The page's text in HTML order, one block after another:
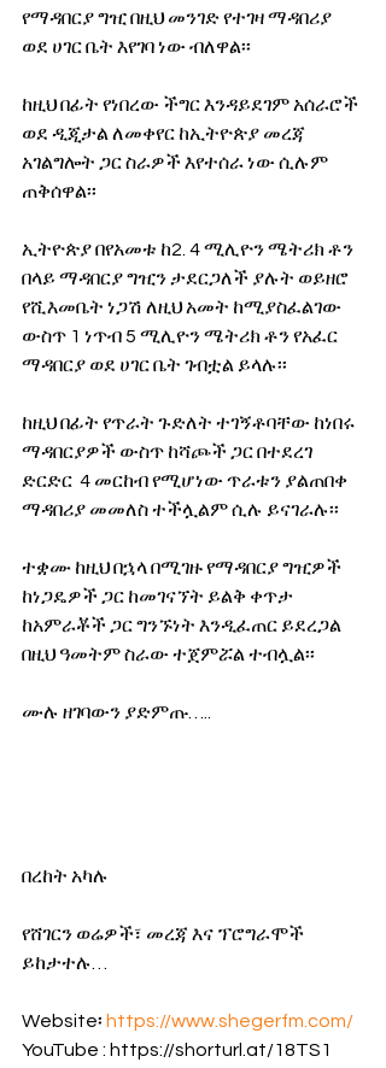
የማዳበርያ ግዢ በዚህ መንገድ የተገዛ ማዳበሪያ
ወደ ሀገር ቤት እየገባ ነው ብለዋል፡፡
ከዚህ በፊት የነበረው ችግር እንዳይደገም አሰራሮች
ወደ ዲጂታል ለመቀየር ከኢትዮጵያ መረጃ
አገልግሎት ጋር ስራዎች እየተሰራ ነው ሲሉም
ጠቅሰዋል፡፡
ኢትዮጵያ በየአመቱ ከ2. 4 ሚሊዮን ሜትሪክ ቶን
በላይ ማዳበርያ ግዢን ታደርጋለች ያሉት ወይዘሮ
የሺእመቤት ነጋሽ ለዚህ አመት ከሚያስፈልገው
ውስጥ 1 ነጥብ 5 ሚሊዮን ሜትሪክ ቶን የአፈር
ማዳበርያ ወደ ሀገር ቤት ገብቷል ይላሉ፡፡
ከዚህ በፊት የጥራት ጉድለት ተገኝቶባቸው ከነበሩ
ማዳበርያዎች ውስጥ ከሻጮች ጋር በተደረገ
ድርድር  4 መርከብ የሚሆነው ጥራቱን ያልጠበቀ
ማዳበሪያ መመለስ ተችሏልም ሲሉ ይናገራሉ፡፡
ተቋሙ ከዚህ በኋላ በሚገዙ የማዳበርያ ግዢዎች
ከነጋዴዎች ጋር ከመገናኘት ይልቅ ቀጥታ
ከአምራቾች ጋር ግንኙነት እንዲፈጠር ይደረጋል
በዚህ ዓመትም ስራው ተጀምሯል ተብሏል፡፡
ሙሉ ዘገባውን ያድምጡ…..
በረከት አካሉ
የሸገርን ወሬዎች፣ መረጃ እና ፕሮግራሞች
ይከታተሉ…
Website፡ https://www.shegerfm.com/
YouTube : https://shorturl.at/18TS1